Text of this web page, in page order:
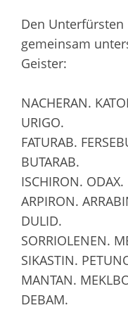
Den Unterfürsten
gemeinsam
Geister:
NACHERAN.
URIGO.
FATURAB.
BUTARAB.
ISCHIRON. ODAX.
ARPIRON.
DULID.
SORRIOLENEN.
SIKASTIN.
MANTAN.
DEBAM.